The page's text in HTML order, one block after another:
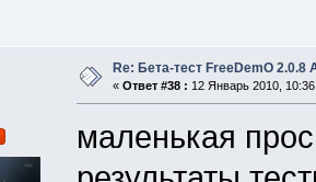
Re: Бета-тест FreeDemO 2.0.8
« Ответ #38 : 12 Январь 2010,
маленькая